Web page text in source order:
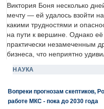
Виктория Боня несколько
мечту — ей удалось взойти
какими трудностями и
на пути к вершине. Однако её
практически незамеченным
бизнеса, что неприятно
НАУКА
Вопреки прогнозам скептиков,
работе МКС - пока до 2030 года